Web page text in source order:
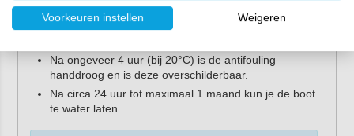
5%verdunnertoe ter ondersteuning van de applicatie.
Breng een extra laag aan rond de waterlijn en op
Na ongeveer 4 uur (bij 20°C) is de antifouling
handdroog en is deze overschilderbaar.
Na circa 24 uur tot maximaal 1 maand kun je de boot
te water laten.
Voorkeuren instellen Weigeren